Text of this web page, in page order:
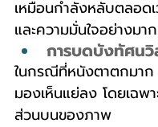
เหมือนกำลังหลับตลอ
และความมั่นใจอย่างมาก
การบดบังทัศน
ในกรณีที่หนังตาตกมาก
มองเห็นแย่ลง โดยเฉพ
ส่วนบนของภาพ